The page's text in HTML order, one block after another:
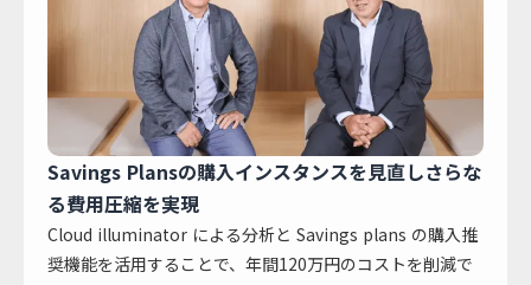
Savings Plansの購入インスタンスを見直しさらな
る費用圧縮を実現
Cloud illuminator による分析と Savings plans の購入推
奨機能を活用することで、年間120万円のコストを削減で